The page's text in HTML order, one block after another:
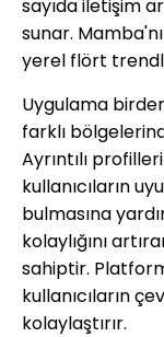
sayıda iletişim
sunar.
yerel flört
Uygulama
farklı
Ayrıntılı
kullanıcıların
bulmasına
kolaylığını
sahiptir.
kullanıcıların
kolaylaştırır.